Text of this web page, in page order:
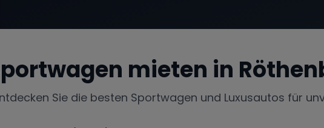
mieten in
Sie die besten Sportwagen und Luxusautos für